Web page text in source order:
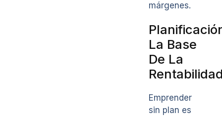
márgenes.
La Base
De La
Emprender
sin plan es